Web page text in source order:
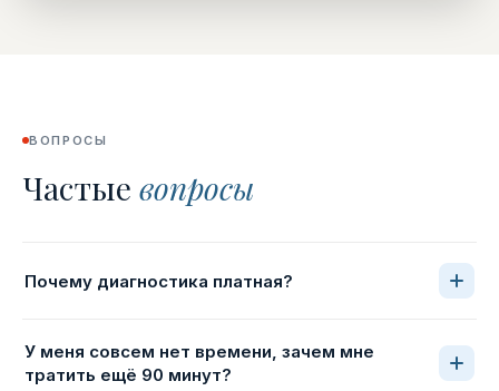
ВОПРОСЫ
Частые вопросы
Почему диагностика платная?
У меня совсем нет времени, зачем мне
тратить ещё 90 минут?